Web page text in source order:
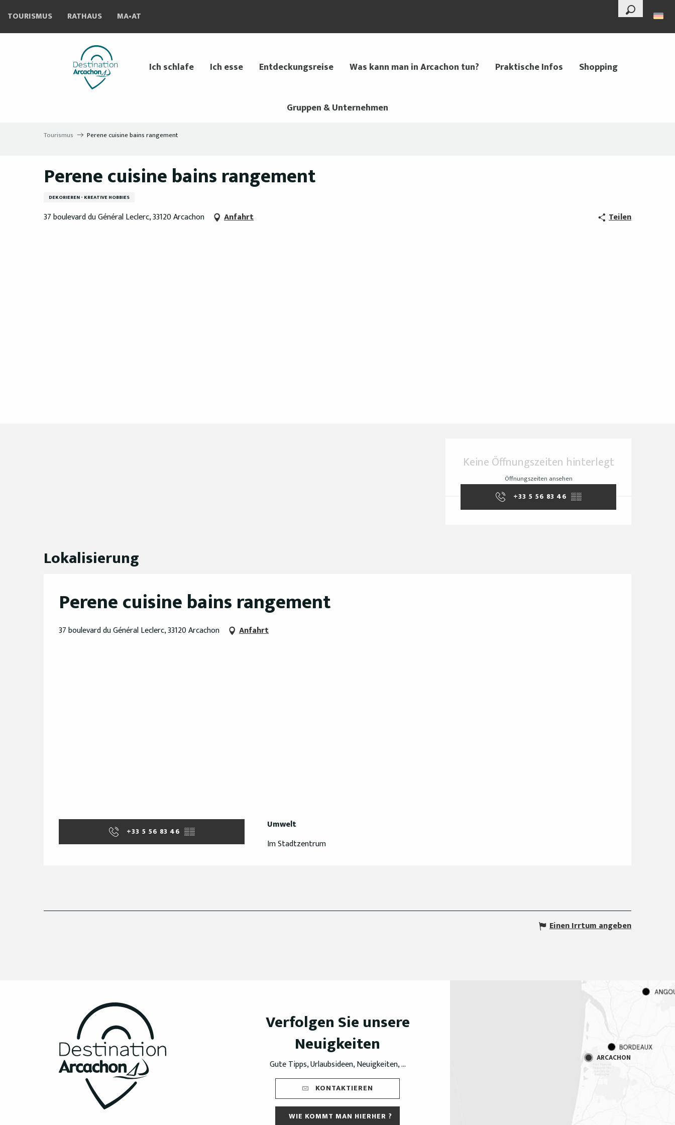
contenu
--°
Suche
TOURISMUS RATHAUS MA•AT
Ich schlafe Ich esse Entdeckungsreise Was kann man in Arcachon tun? Praktische Infos Shopping
Gruppen & Unternehmen
Tourismus Perene cuisine bains rangement
Perene cuisine bains rangement
DEKORIEREN - KREATIVE HOBBIES
37 boulevard du Général Leclerc, 33120 Arcachon Anfahrt Teilen
Öffnungszeiten &
Keine Öffnungszeiten hinterlegt
Öffnungszeiten ansehen
+33 5 56 83 46 ▒▒
Lokalisierung
Perene cuisine bains rangement
37 boulevard du Général Leclerc, 33120 Arcachon Anfahrt
+33 5 56 83 46 ▒▒
Umwelt
Umwelt
Im Stadtzentrum
Einen Irrtum angeben
Verfolgen Sie unsere
Neuigkeiten
Gute Tipps, Urlaubsideen, Neuigkeiten, ...
KONTAKTIEREN
WIE KOMMT MAN HIERHER ?
ARCACHON